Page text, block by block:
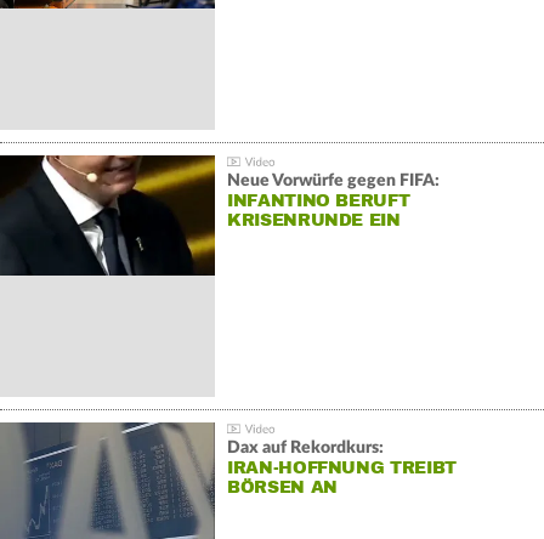
Neue Vorwürfe gegen FIFA:
INFANTINO BERUFT
KRISENRUNDE EIN
Dax auf Rekordkurs:
IRAN-HOFFNUNG TREIBT
BÖRSEN AN